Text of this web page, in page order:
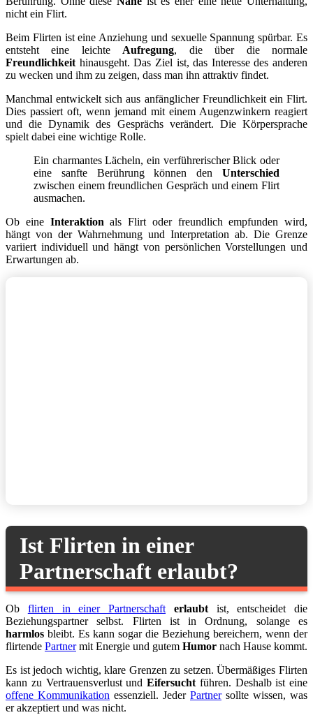
nicht ein Flirt.
Beim Flirten ist eine Anziehung und sexuelle Spannung spürbar. Es
entsteht eine leichte Aufregung, die über die normale
Freundlichkeit hinausgeht. Das Ziel ist, das Interesse des anderen
zu wecken und ihm zu zeigen, dass man ihn attraktiv findet.
Manchmal entwickelt sich aus anfänglicher Freundlichkeit ein Flirt.
Dies passiert oft, wenn jemand mit einem Augenzwinkern reagiert
und die Dynamik des Gesprächs verändert. Die Körpersprache
spielt dabei eine wichtige Rolle.
Ein charmantes Lächeln, ein verführerischer Blick oder
eine sanfte Berührung können den Unterschied
zwischen einem freundlichen Gespräch und einem Flirt
ausmachen.
Ob eine Interaktion als Flirt oder freundlich empfunden wird,
hängt von der Wahrnehmung und Interpretation ab. Die Grenze
variiert individuell und hängt von persönlichen Vorstellungen und
Erwartungen ab.
Ist Flirten in einer
Partnerschaft erlaubt?
Ob flirten in einer Partnerschaft erlaubtist, entscheidet die
Beziehungspartner selbst. Flirten ist in Ordnung, solange es
harmlos bleibt. Es kann sogar die Beziehung bereichern, wenn der
flirtende Partnermit Energie und gutem Humor nach Hause kommt.
Es ist jedoch wichtig, klare Grenzen zu setzen. Übermäßiges Flirten
kann zu Vertrauensverlust und Eifersucht führen. Deshalb ist eine
offene Kommunikation essenziell. Jeder Partnersollte wissen, was
er akzeptiert und was nicht.